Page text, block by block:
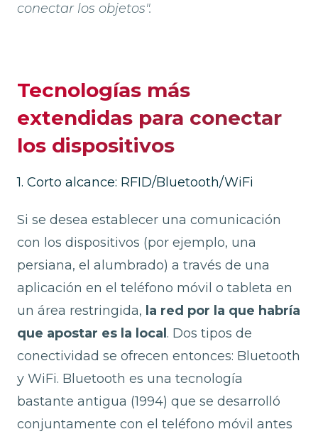
conectar los objetos".
Tecnologías más
extendidas para conectar
los dispositivos
1. Corto alcance: RFID/Bluetooth/WiFi
Si se desea establecer una comunicación
con los dispositivos (por ejemplo, una
persiana, el alumbrado) a través de una
aplicación en el teléfono móvil o tableta en
un área restringida, la red por la que habría
que apostar es la local . Dos tipos de
conectividad se ofrecen entonces: Bluetooth
y WiFi. Bluetooth es una tecnología
bastante antigua (1994) que se desarrolló
conjuntamente con el teléfono móvil antes